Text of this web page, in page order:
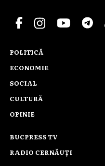
POLITICĂ
ECONOMIE
SOCIAL
CULTURĂ
OPINIE
BUCPRESS TV
RADIO CERNĂUȚI